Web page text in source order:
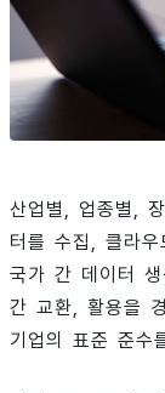
산업별, 업종별,
터를 수집, 클라우
국가 간 데이터
간 교환, 활용을
기업의 표준 준수